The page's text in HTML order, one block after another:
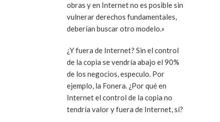
obras y en Internet no es posible sin
vulnerar derechos fundamentales,
deberían buscar otro modelo.»
¿Y fuera de Internet? Sin el control
de la copia se vendría abajo el 90%
de los negocios, especulo. Por
ejemplo, la Fonera. ¿Por qué en
Internet el control de la copia no
tendría valor y fuera de Internet, sí?